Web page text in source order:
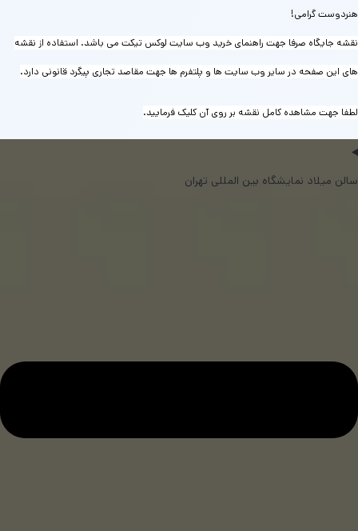
هنردوست گرامی!
نقشه جایگاه صرفا جهت راهنمای خرید وب سایت لوکس تیکت می باشد. استفاده از نقشه
های این صفحه در سایر وب سایت ها و پلتفرم ها جهت مقاصد تجاری پیگرد قانونی دارد.
لطفا جهت مشاهده کامل نقشه بر روی آن کلیک فرمایید.
سالن میلاد نمایشگاه بین المللی تهران